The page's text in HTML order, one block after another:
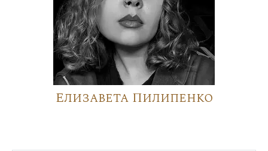
Елизавета Пилипенко